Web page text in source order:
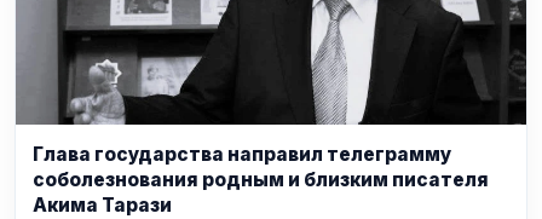
Глава государства направил телеграмму
соболезнования родным и близким писателя
Акима Тарази